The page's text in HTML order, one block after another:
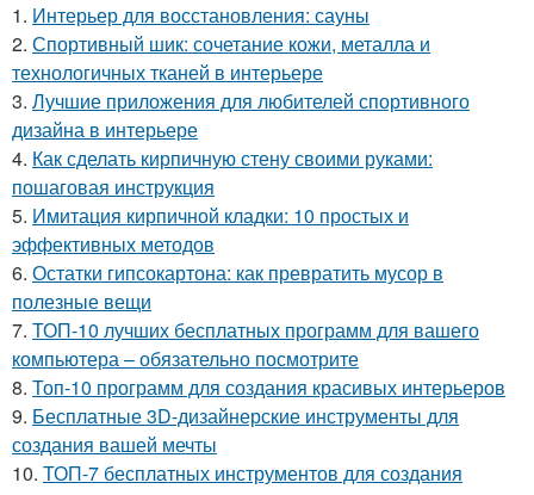
1. Интерьер для восстановления: сауны
2. Спортивный шик: сочетание кожи, металла и
технологичных тканей в интерьере
3. Лучшие приложения для любителей спортивного
дизайна в интерьере
4. Как сделать кирпичную стену своими руками:
пошаговая инструкция
5. Имитация кирпичной кладки: 10 простых и
эффективных методов
6. Остатки гипсокартона: как превратить мусор в
полезные вещи
7. ТОП-10 лучших бесплатных программ для вашего
компьютера – обязательно посмотрите
8. Топ-10 программ для создания красивых интерьеров
9. Бесплатные 3D-дизайнерские инструменты для
создания вашей мечты
10. ТОП-7 бесплатных инструментов для создания